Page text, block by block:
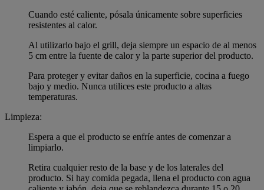
Cuando esté caliente, pósala únicamente sobre superficies
resistentes al calor.
Al utilizarlo bajo el grill, deja siempre un espacio de al menos
5 cm entre la fuente de calor y la parte superior del producto.
Para proteger y evitar daños en la superficie, cocina a fuego
bajo y medio. Nunca utilices este producto a altas
temperaturas.
Limpieza:
Espera a que el producto se enfríe antes de comenzar a
limpiarlo.
Retira cualquier resto de la base y de los laterales del
producto. Si hay comida pegada, llena el producto con agua